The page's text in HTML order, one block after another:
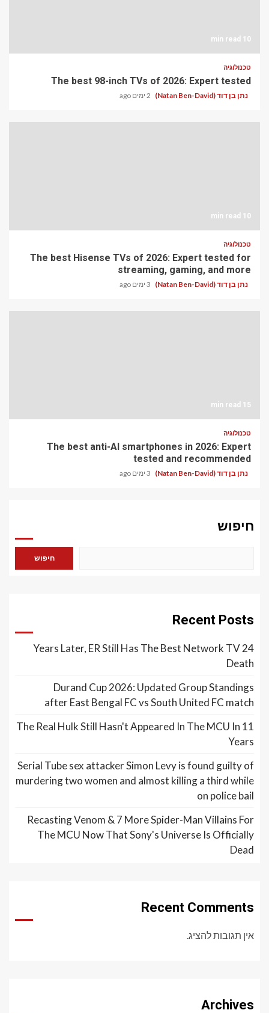
10 min read
טכנולוגיה
The best 98-inch TVs of 2026: Expert tested
נתן בן דוד (Natan Ben-David) 2 ימים ago
10 min read
טכנולוגיה
The best Hisense TVs of 2026: Expert tested for
streaming, gaming, and more
נתן בן דוד (Natan Ben-David) 3 ימים ago
15 min read
טכנולוגיה
The best anti-AI smartphones in 2026: Expert
tested and recommended
נתן בן דוד (Natan Ben-David) 3 ימים ago
חיפוש
חיפוש
Recent Posts
24 Years Later, ER Still Has The Best Network TV
Death
Durand Cup 2026: Updated Group Standings
after East Bengal FC vs South United FC match
The Real Hulk Still Hasn't Appeared In The MCU In 11
Years
Serial Tube sex attacker Simon Levy is found guilty of
murdering two women and almost killing a third while
on police bail
Recasting Venom & 7 More Spider-Man Villains For
The MCU Now That Sony's Universe Is Officially
Dead
Recent Comments
אין תגובות להציג.
Archives